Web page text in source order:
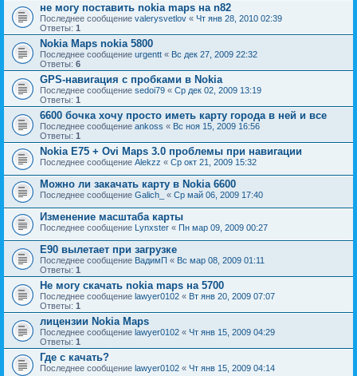
не могу поставить nokia maps на n82
Последнее сообщение valerysvetlov « Чт янв 28, 2010 02:39
Ответы: 1
Nokia Maps nokia 5800
Последнее сообщение urgentt « Вс дек 27, 2009 22:32
Ответы: 6
GPS-навигация с пробками в Nokia
Последнее сообщение sedoi79 « Ср дек 02, 2009 13:19
Ответы: 1
6600 бочка хочу просто иметь карту города в ней и все
Последнее сообщение ankoss « Вс ноя 15, 2009 16:56
Ответы: 1
Nokia E75 + Ovi Maps 3.0 проблемы при навигации
Последнее сообщение Alekzz « Ср окт 21, 2009 15:32
Можно ли закачать карту в Nokia 6600
Последнее сообщение Galich_ « Ср май 06, 2009 17:40
Изменение масштаба карты
Последнее сообщение Lynxster « Пн мар 09, 2009 00:27
Е90 вылетает при загрузке
Последнее сообщение ВадимП « Вс мар 08, 2009 01:11
Ответы: 1
Не могу скачать nokia maps на 5700
Последнее сообщение lawyer0102 « Вт янв 20, 2009 07:07
Ответы: 1
лицензии Nokia Maps
Последнее сообщение lawyer0102 « Чт янв 15, 2009 04:29
Ответы: 1
Где с качать?
Последнее сообщение lawyer0102 « Чт янв 15, 2009 04:14